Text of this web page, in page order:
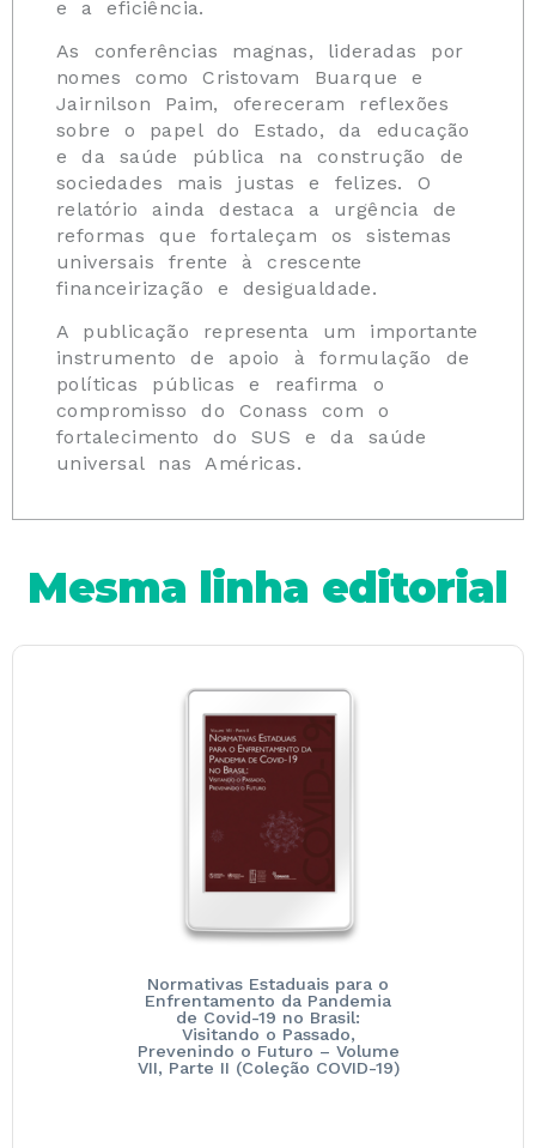
e a eficiência.
As conferências magnas, lideradas por
nomes como Cristovam Buarque e
Jairnilson Paim, ofereceram reflexões
sobre o papel do Estado, da educação
e da saúde pública na construção de
sociedades mais justas e felizes. O
relatório ainda destaca a urgência de
reformas que fortaleçam os sistemas
universais frente à crescente
financeirização e desigualdade.
A publicação representa um importante
instrumento de apoio à formulação de
políticas públicas e reafirma o
compromisso do Conass com o
fortalecimento do SUS e da saúde
universal nas Américas.
Mesma linha editorial
Normativas Estaduais para o
Enfrentamento da Pandemia
de Covid-19 no Brasil:
Visitando o Passado,
Prevenindo o Futuro – Volume
VII, Parte II (Coleção COVID-19)